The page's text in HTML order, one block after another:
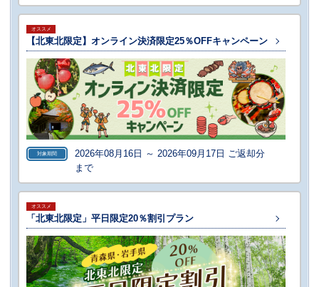
オススメ
【北東北限定】オンライン決済限定25％OFFキャンペーン
対象期間
2026年08月16日 ～ 2026年09月17日 ご返却分
まで
オススメ
「北東北限定」平日限定20％割引プラン